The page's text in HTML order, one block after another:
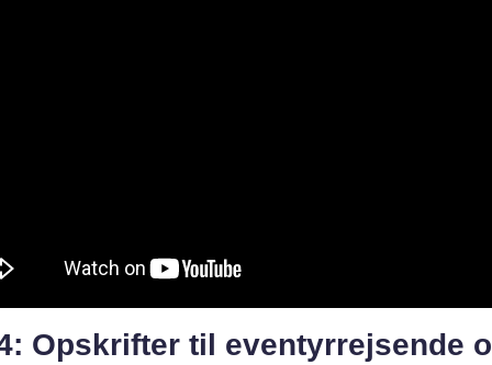
Opskrifter til eventyrrejsende